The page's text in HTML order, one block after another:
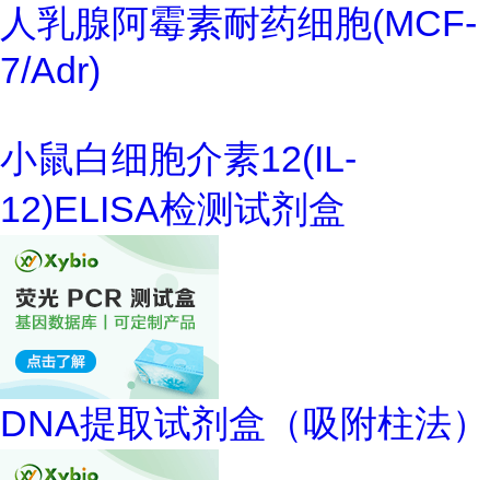
人乳腺阿霉素耐药细胞(MCF-
7/Adr)
小鼠白细胞介素12(IL-
12)ELISA检测试剂盒
DNA提取试剂盒（吸附柱法）